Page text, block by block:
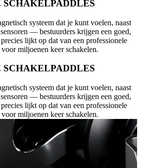
systeem dat je kunt voelen, naast
— bestuurders krijgen een goed,
lijkt op dat van een professionele
miljoenen keer schakelen.
systeem dat je kunt voelen, naast
— bestuurders krijgen een goed,
lijkt op dat van een professionele
miljoenen keer schakelen.